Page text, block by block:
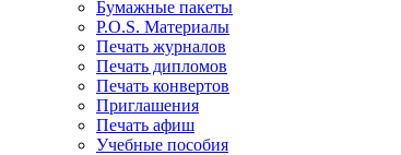
Бумажные пакеты
P.O.S. Материалы
Печать журналов
Печать дипломов
Печать конвертов
Приглашения
Печать афиш
Учебные пособия